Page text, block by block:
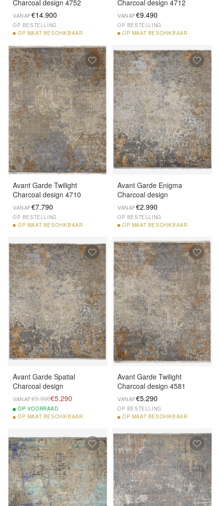
Charcoal design 4752
VANAF€14.900
OP BESTELLING
OP MAAT BESCHIKBAAR
Charcoal design 4712
VANAF€9.490
OP BESTELLING
OP MAAT BESCHIKBAAR
Avant Garde Twilight
Charcoal design 4710
VANAF€7.790
OP BESTELLING
OP MAAT BESCHIKBAAR
Avant Garde Enigma
Charcoal design
VANAF€2.990
OP BESTELLING
OP MAAT BESCHIKBAAR
Avant Garde Spatial
Charcoal design
VANAF€5.990€5.290
OP VOORRAAD
OP MAAT BESCHIKBAAR
Avant Garde Twilight
Charcoal design 4581
VANAF€5.290
OP BESTELLING
OP MAAT BESCHIKBAAR